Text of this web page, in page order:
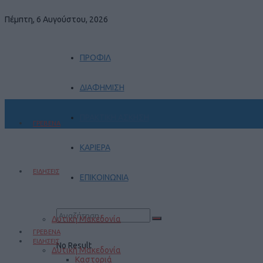
Πέμπτη, 6 Αυγούστου, 2026
ΠΡΟΦΙΛ
ΔΙΑΦΗΜΙΣΗ
ΚΑΡΙΕΡΑ
ΕΠΙΚΟΙΝΩΝΙΑ
No Result
ΓΡΕΒΕΝΑ
ΕΙΔΗΣΕΙΣ
Δυτική Μακεδονία
ΓΡΕΒΕΝΑ
ΕΙΔΗΣΕΙΣ
Δυτική Μακεδονία
Καστοριά